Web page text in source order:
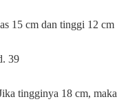
15 cm dan tinggi 12 cm
39
tingginya 18 cm, maka